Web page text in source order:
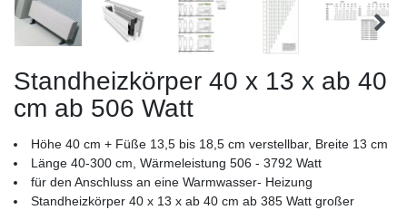
Standheizkörper 40 x 13 x ab 40
cm ab 506 Watt
Höhe 40 cm + Füße 13,5 bis 18,5 cm verstellbar, Breite 13 cm
Länge 40-300 cm, Wärmeleistung 506 - 3792 Watt
für den Anschluss an eine Warmwasser- Heizung
Standheizkörper 40 x 13 x ab 40 cm ab 385 Watt großer